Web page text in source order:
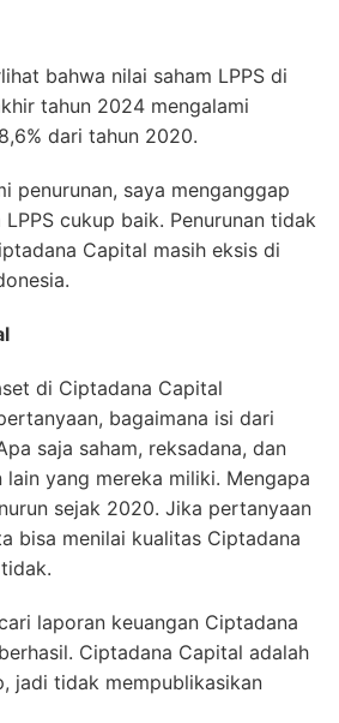
bahwa nilai saham LPPS di
tahun 2024 mengalami
dari tahun 2020.
penurunan, saya menganggap
cukup baik. Penurunan tidak
Capital masih eksis di
di Ciptadana Capital
bagaimana isi dari
saja saham, reksadana, dan
lain yang mereka miliki. Mengapa
sejak 2020. Jika pertanyaan
bisa menilai kualitas Ciptadana
laporan keuangan Ciptadana
Ciptadana Capital adalah
jadi tidak mempublikasikan